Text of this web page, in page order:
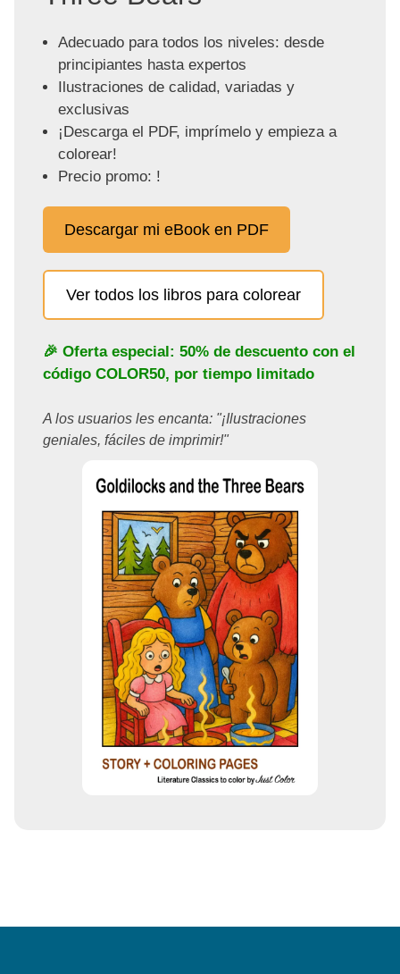
Adecuado para todos los niveles: desde
principiantes hasta expertos
Ilustraciones de calidad, variadas y
exclusivas
¡Descarga el PDF, imprímelo y empieza a
colorear!
Precio promo: !
Descargar mi eBook en PDF
Ver todos los libros para colorear
🎉 Oferta especial: 50% de descuento con el
código COLOR50, por tiempo limitado
A los usuarios les encanta: "¡Ilustraciones
geniales, fáciles de imprimir!"